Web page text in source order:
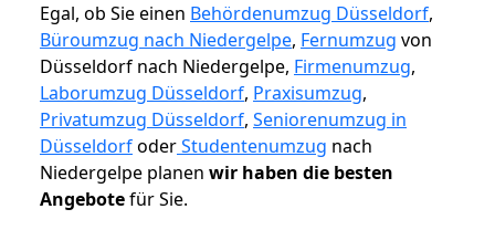
Egal, ob Sie einen Behördenumzug Düsseldorf,
Büroumzug nach Niedergelpe, Fernumzug von
Düsseldorf nach Niedergelpe, Firmenumzug,
Laborumzug Düsseldorf, Praxisumzug,
Privatumzug Düsseldorf, Seniorenumzug in
DüsseldorfoderStudentenumzug nach
Niedergelpe planen wir haben die besten
Angebotefür Sie.